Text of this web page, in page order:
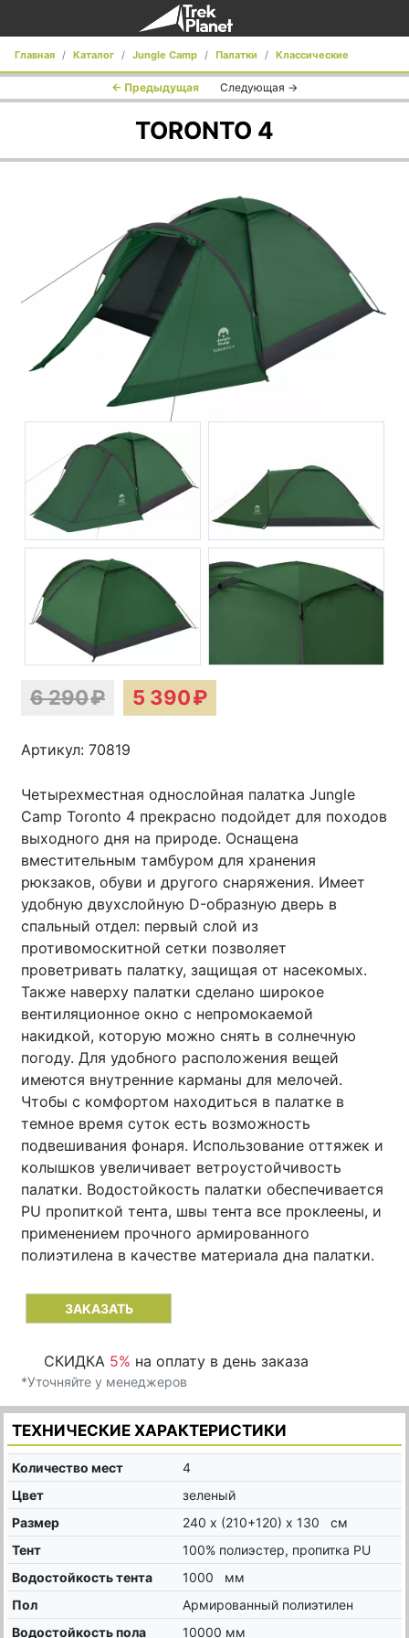
Главная Каталог Jungle Camp Палатки Классические
Toronto 4
← Предыдущая Следующая →
TORONTO 4
6 290₽ 5 390₽
Артикул: 70819
Четырехместная однослойная палатка Jungle
Camp Toronto 4 прекрасно подойдет для походов
выходного дня на природе. Оснащена
вместительным тамбуром для хранения
рюкзаков, обуви и другого снаряжения. Имеет
удобную двухслойную D-образную дверь в
спальный отдел: первый слой из
противомоскитной сетки позволяет
проветривать палатку, защищая от насекомых.
Также наверху палатки сделано широкое
вентиляционное окно с непромокаемой
накидкой, которую можно снять в солнечную
погоду. Для удобного расположения вещей
имеются внутренние карманы для мелочей.
Чтобы с комфортом находиться в палатке в
темное время суток есть возможность
подвешивания фонаря. Использование оттяжек и
колышков увеличивает ветроустойчивость
палатки. Водостойкость палатки обеспечивается
PU пропиткой тента, швы тента все проклеены, и
применением прочного армированного
полиэтилена в качестве материала дна палатки.
ЗАКАЗАТЬ
СКИДКА 5% на оплату в день заказа
*Уточняйте у менеджеров
ТЕХНИЧЕСКИЕ ХАРАКТЕРИСТИКИ
Количество мест
4
Цвет
зеленый
Размер
240 x (210+120) x 130 см
Тент
100% полиэстер, пропитка PU
Водостойкость тента
1000 мм
Пол
Армированный полиэтилен
Водостойкость пола
10000 мм